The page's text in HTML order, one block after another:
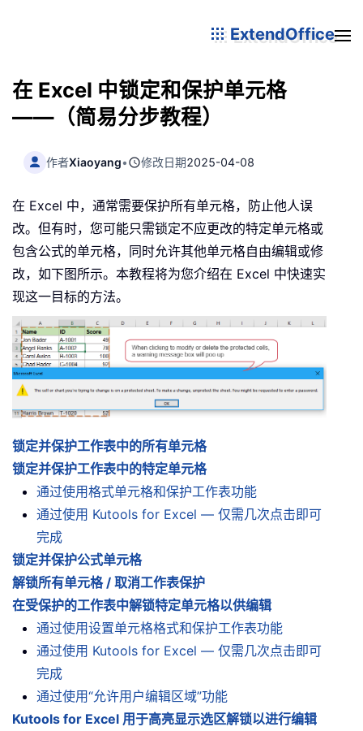
ExtendOffice
在 Excel 中锁定和保护单元格
——（简易分步教程）
作者Xiaoyang• 修改日期2025-04-08
在 Excel 中，通常需要保护所有单元格，防止他人误
改。但有时，您可能只需锁定不应更改的特定单元格或
包含公式的单元格，同时允许其他单元格自由编辑或修
改，如下图所示。本教程将为您介绍在 Excel 中快速实
现这一目标的方法。
锁定并保护工作表中的所有单元格
锁定并保护工作表中的特定单元格
通过使用格式单元格和保护工作表功能
通过使用 Kutools for Excel — 仅需几次点击即可
完成
锁定并保护公式单元格
解锁所有单元格 / 取消工作表保护
在受保护的工作表中解锁特定单元格以供编辑
通过使用设置单元格格式和保护工作表功能
通过使用 Kutools for Excel — 仅需几次点击即可
完成
通过使用“允许用户编辑区域”功能
Kutools for Excel 用于高亮显示选区解锁以进行编辑